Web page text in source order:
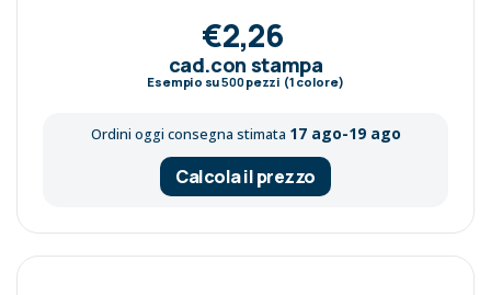
€2,26
cad.con stampa
Esempio su500pezzi (1 colore)
Ordini oggi consegna stimata 17 ago-19 ago
Calcola il prezzo